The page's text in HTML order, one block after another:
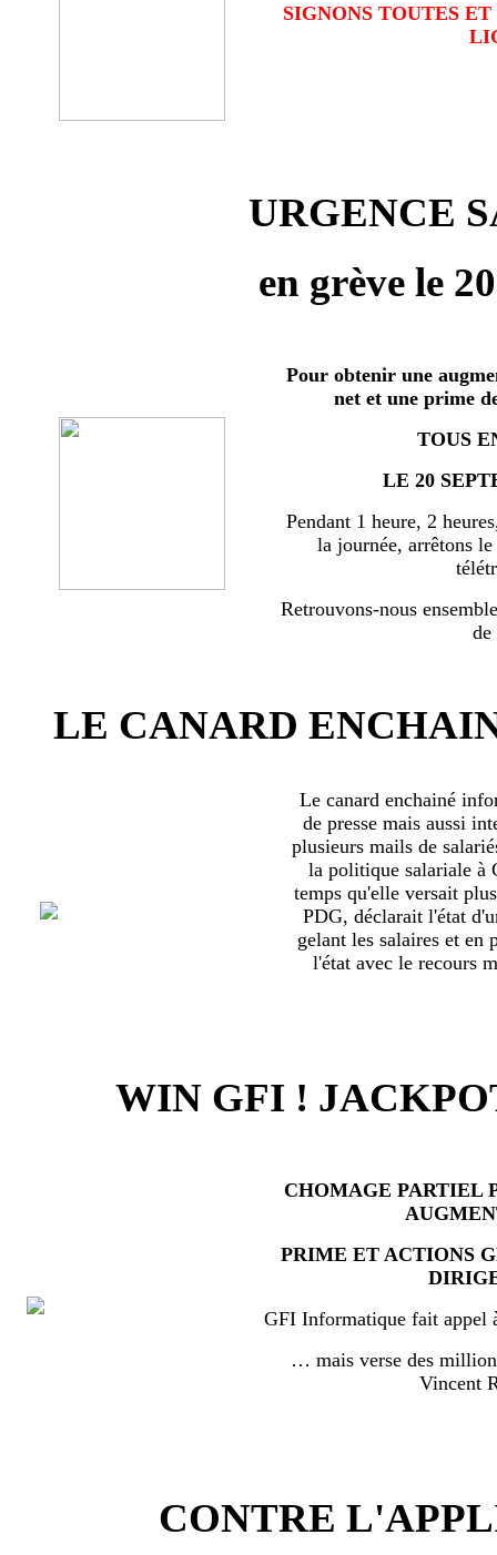
SIGNONS TOUTES
URGENCE
en grève le
Pour obtenir une
net et une prime
TOUS
LE 20
Pendant 1 heure, 2
la journée, arrêtons
Retrouvons-nous
de
LE CANARD
Le canard enchainé
de presse mais aussi
plusieurs mails de
la politique salariale à
temps qu'elle versait
PDG, déclarait l'état
gelant les salaires et en
l'état avec le recours
WIN GFI !
CHOMAGE PARTIEL
PRIME ET ACTIONS
GFI Informatique fait appel
… mais verse des
Vincent
CONTRE